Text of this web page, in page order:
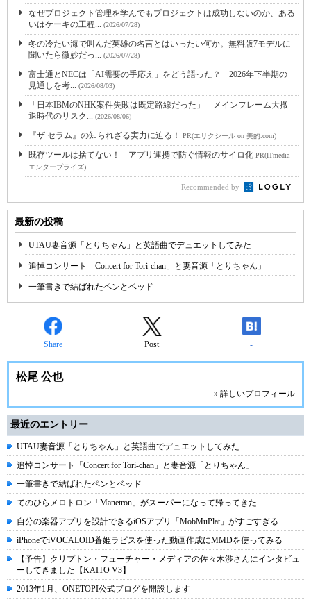
なぜプロジェクト管理を学んでもプロジェクトは成功しないのか、ある
いはケーキの工程... (2026/07/28)
冬の冷たい海で叫んだ英雄の名言とはいったい何か。無料版7モデルに
聞いたら微妙だっ... (2026/07/28)
富士通とNECは「AI需要の手応え」をどう語った？ 2026年下半期の
見通しを考... (2026/08/03)
「日本IBMのNHK案件失敗は既定路線だった」 メインフレーム大撤
退時代のリスク... (2026/08/06)
『ザ セラム』の知られざる実力に迫る！ PR(エリクシール on 美的.com)
既存ツールは捨てない！ アプリ連携で防ぐ情報のサイロ化 PR(ITmedia
エンタープライズ)
Recommended by
最新の投稿
UTAU妻音源「とりちゃん」と英語曲でデュエットしてみた
追悼コンサート「Concert for Tori-chan」と妻音源「とりちゃん」
一筆書きで結ばれたペンとベッド
Share Post -
松尾 公也
» 詳しいプロフィール
最近のエントリー
UTAU妻音源「とりちゃん」と英語曲でデュエットしてみた
追悼コンサート「Concert for Tori-chan」と妻音源「とりちゃん」
一筆書きで結ばれたペンとベッド
てのひらメロトロン「Manetron」がスーパーになって帰ってきた
自分の楽器アプリを設計できるiOSアプリ「MobMuPlat」がすごすぎる
iPhoneでiVOCALOID蒼姫ラピスを使った動画作成にMMDを使ってみる
【予告】クリプトン・フューチャー・メディアの佐々木渉さんにインタビュ
ーしてきました【KAITO V3】
2013年1月、ONETOPI公式ブログを開設します